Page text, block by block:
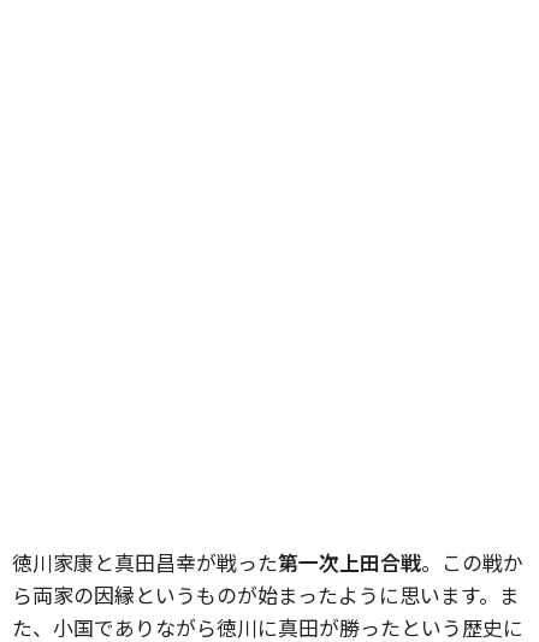
徳川家康と真田昌幸が戦った第一次上田合戦。この戦か
ら両家の因縁というものが始まったように思います。ま
た、小国でありながら徳川に真田が勝ったという歴史に